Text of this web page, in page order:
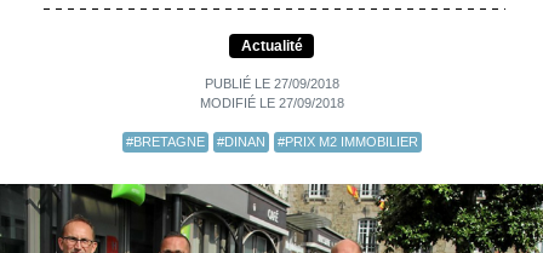
Actualité
PUBLIÉ LE 27/09/2018
MODIFIÉ LE 27/09/2018
#BRETAGNE #DINAN #PRIX M2 IMMOBILIER